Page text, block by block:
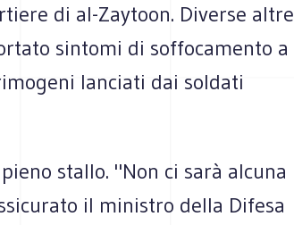
di al-Zaytoon. Diverse altre
sintomi di soffocamento a
lanciati dai soldati
stallo. "Non ci sarà alcuna
il ministro della Difesa